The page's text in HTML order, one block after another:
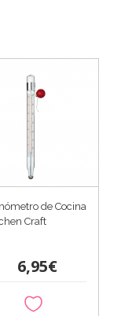
de Cocina
Craft
6,95€